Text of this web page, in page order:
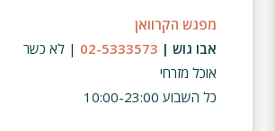
מפגש הקרוואן
אבו גוש | 02-5333573 | לא כשר
אוכל מזרחי
כל השבוע 10:00-23:00